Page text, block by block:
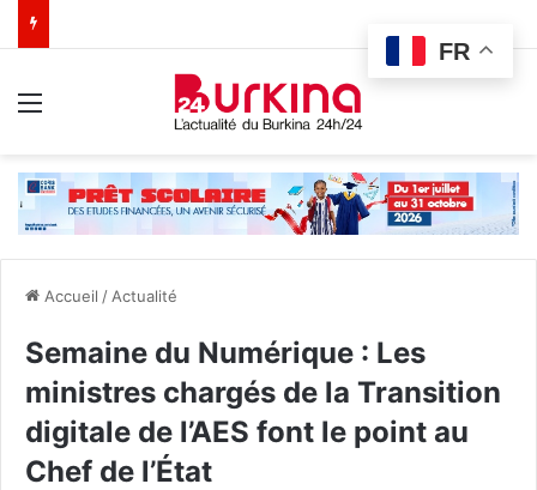
Accueil / Actualité
Semaine du Numérique : Les
ministres chargés de la Transition
digitale de l’AES font le point au
Chef de l’État
FR